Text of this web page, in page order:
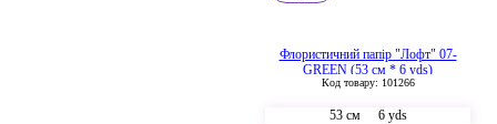
Флористичний папір "Лофт" 07-
GREEN (53 см * 6 yds)
Код товару: 101266
53 см 6 yds